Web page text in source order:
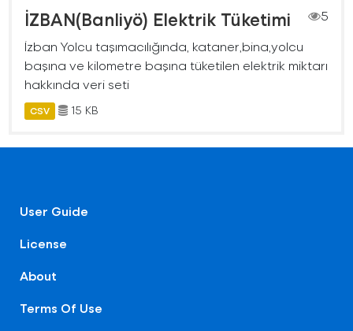
İZBAN(Banliyö) Elektrik Tüketimi
5
İzban Yolcu taşımacılığında, kataner,bina,yolcu
başına ve kilometre başına tüketilen elektrik miktarı
hakkında veri seti
CSV 15 KB
User Guide
License
About
Terms Of Use